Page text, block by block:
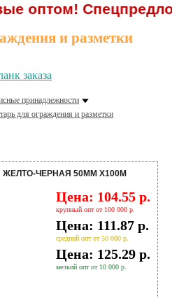
и разметки
заказа
принадлежности
для ограждения и разметки
ЧЕРНАЯ 50ММ Х100М
Цена: 104.55 р.
крупный опт от 100 000 р.
Цена: 111.87 р.
средний опт от 50 000 р.
Цена: 125.29 р.
мелкий опт от 10 000 р.